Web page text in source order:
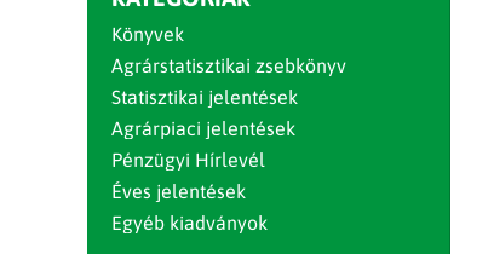
Könyvek
Agrárstatisztikai zsebkönyv
Statisztikai jelentések
Agrárpiaci jelentések
Pénzügyi Hírlevél
Éves jelentések
Egyéb kiadványok